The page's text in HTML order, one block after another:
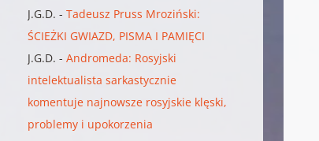
J.G.D. -Tadeusz Pruss Mroziński:
ŚCIEŻKI GWIAZD, PISMA I PAMIĘCI
J.G.D. -Andromeda: Rosyjski
intelektualista sarkastycznie
komentuje najnowsze rosyjskie klęski,
problemy i upokorzenia